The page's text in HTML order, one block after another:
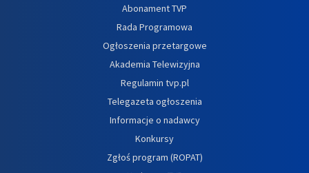
Abonament TVP
Rada Programowa
Ogłoszenia przetargowe
Akademia Telewizyjna
Regulamin tvp.pl
Telegazeta ogłoszenia
Informacje o nadawcy
Konkursy
Zgłoś program (ROPAT)